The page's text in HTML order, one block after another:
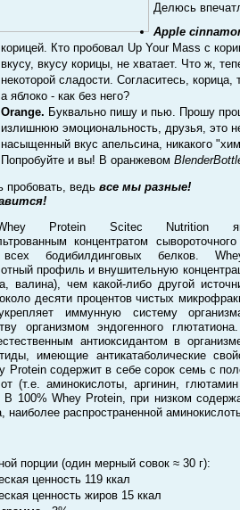
Делюсь
Apple
корицей. Кто пробовал Up Your Mass с
вкусу, вкусу корицы, не хватает. Что ж,
некоторой сладости. Согласитесь,
а яблоко - как без него?
Orange. Буквально пишу и пью. Прошу
излишнюю эмоциональность, друзья, это
насыщенный вкус апельсина, никакого
Попробуйте и вы! В оранжевом
пробовать, ведь все мы разные!
Protein Scitec Nutrition
концентратом
бодибилдинговых белков.
профиль и внушительную
валина), чем какой-либо другой
десяти процентов чистых
иммунную систему
организмом эндогенного
антиоксидантом в
имеющие антикатаболические
Protein содержит в себе сорок семь с
(т.е. аминокислоты, аргинин,
100% Whey Protein, при низком
наиболее распространенной
порции (один мерный совок ≈ 30 г):
ценность 119 ккал
ценность жиров 15 ккал